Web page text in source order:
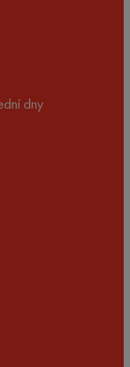
dny